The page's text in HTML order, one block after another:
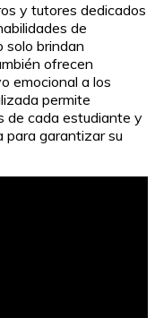
y tutores dedicados
de
solo brindan
ofrecen
emocional a los
permite
de cada estudiante y
garantizar su